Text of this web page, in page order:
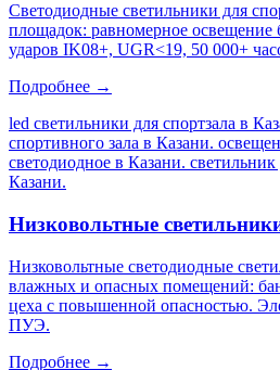
Светодиодные светильники для
площадок: равномерное освещение
ударов IK08+, UGR<19, 50 000+
Подробнее →
led светильники для спортзала в
спортивного зала в Казани.
светодиодное в Казани. светильник
Казани.
Низковольтные
Низковольтные светодиодные
влажных и опасных помещений:
цеха с повышенной опасностью.
ПУЭ.
Подробнее →